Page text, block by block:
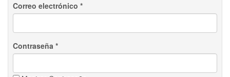
Correo electrónico *
Contraseña *